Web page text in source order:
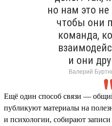
но нам это
чтобы они
команда,
и они
Валерий
Ещё один способ связи —
публикуют материалы на
и психологии, собирают